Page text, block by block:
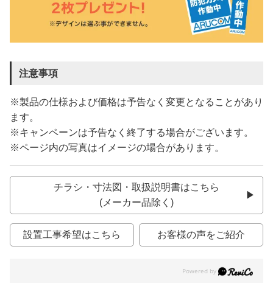
注意事項
※製品の仕様および価格は予告なく変更となることがあり
ます。
※キャンペーンは予告なく終了する場合がございます。
※ページ内の写真はイメージの場合があります。
チラシ・寸法図・取扱説明書はこちら
(メーカー品除く)
設置工事希望はこちら お客様の声をご紹介